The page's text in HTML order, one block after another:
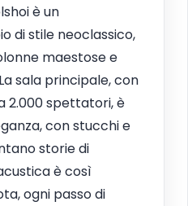
è un
di stile neoclassico,
maestose e
sala principale, con
2.000 spettatori, è
con stucchi e
storie di
è così
ogni passo di